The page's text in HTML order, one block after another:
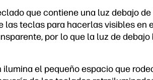
que contiene una luz debajo
las teclas para hacerlas visibles en
por lo que la luz de
el pequeño espacio que